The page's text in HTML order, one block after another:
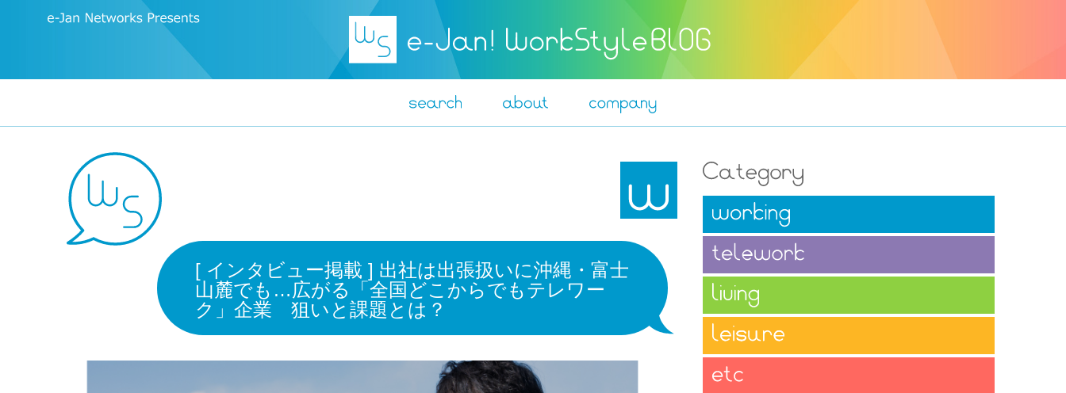
[ インタビュー掲載 ] 出社は出張扱いに沖縄・富士
山麓でも…広がる「全国どこからでもテレワー
ク」企業 狙いと課題とは？